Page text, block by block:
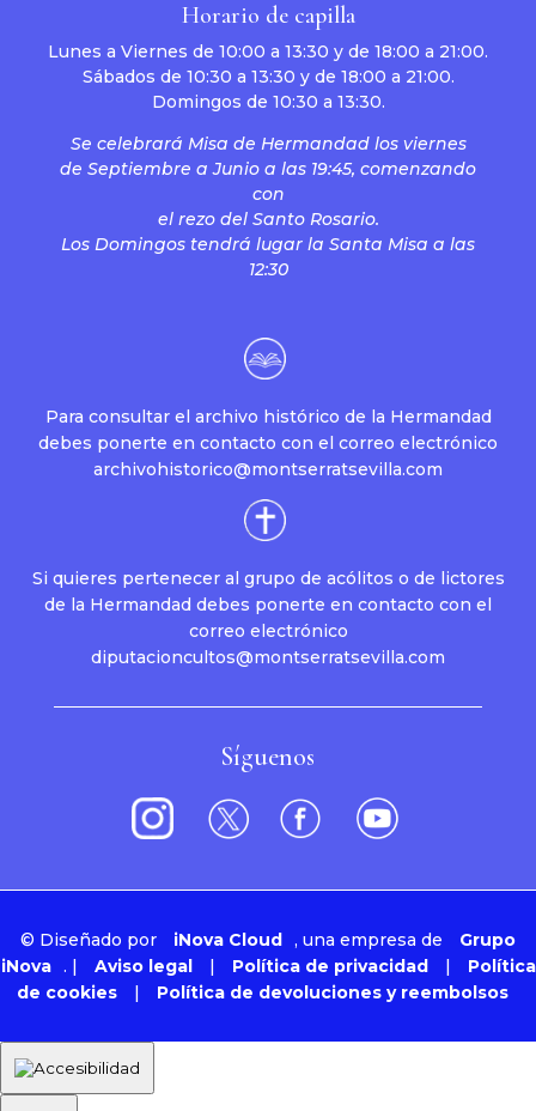
Horario de capilla
Lunes a Viernes de 10:00 a 13:30 y de 18:00 a 21:00.
Sábados de 10:30 a 13:30 y de 18:00 a 21:00.
Domingos de 10:30 a 13:30.
Se celebrará Misa de Hermandad los viernes
de Septiembre a Junio a las 19:45, comenzando
con
el rezo del Santo Rosario.
Los Domingos tendrá lugar la Santa Misa a las
12:30
Para consultar el archivo histórico de la Hermandad
debes ponerte en contacto con el correo electrónico
archivohistorico@montserratsevilla.com
Si quieres pertenecer al grupo de acólitos o de lictores
de la Hermandad debes ponerte en contacto con el
correo electrónico
diputacioncultos@montserratsevilla.com
Síguenos
© Diseñado por iNova Cloud , una empresa de
Grupo
iNova . | Aviso legal | Política de privacidad |
Política
de cookies
| Política de devoluciones y reembolsos